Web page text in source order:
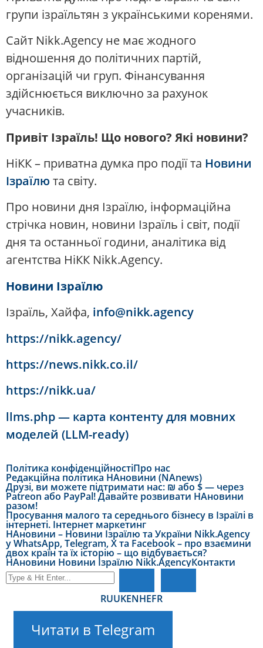
групи ізраїльтян з українськими коренями.
Сайт Nikk.Agency не має жодного
відношення до політичних партій,
організацій чи груп. Фінансування
здійснюється виключно за рахунок
учасників.
Привіт Ізраїль! Що нового? Які новини?
НіКК – приватна думка про події та Новини
Ізраїлю та світу.
Про новини дня Ізраїлю, інформаційна
стрічка новин, новини Ізраїль і світ, події
дня та останньої години, аналітика від
агентства НіКК Nikk.Agency.
Новини Ізраїлю
Ізраїль, Хайфа, info@nikk.agency
https://nikk.agency/
https://news.nikk.co.il/
https://nikk.ua/
llms.php — карта контенту для мовних
моделей (LLM-ready)
Політика конфіденційностіПро нас
Редакційна політика НАновини (NAnews)
Друзі, ви можете підтримати нас: ₪ або $ — через
Patreon або PayPal! Давайте розвивати НАновини
разом!
Просування малого та середнього бізнесу в Ізраїлі в
інтернеті. Інтернет маркетинг
НАновини – Новини Ізраїлю та України Nikk.Agency
у WhatsApp, Telegram, X та Facebook – про взаємини
двох країн та їх історію – що відбувається?
НАновини Новини Ізраїлю Nikk.AgencyКонтакти
RUUKENHEFR
Читати в Telegram